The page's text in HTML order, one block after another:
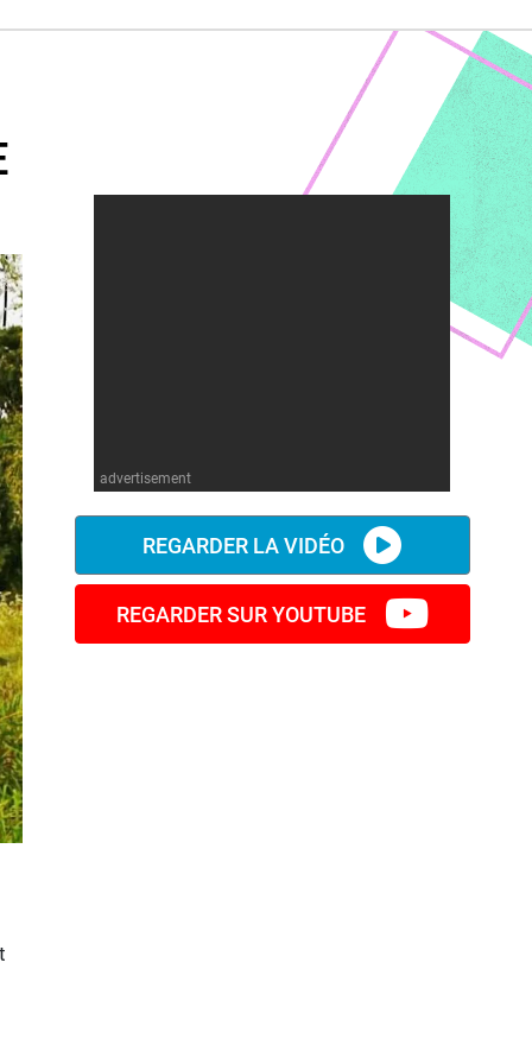
advertisement
REGARDER LA VIDÉO
REGARDER SUR YOUTUBE